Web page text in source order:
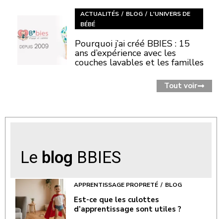
ACTUALITÉS BLOG
L'UNIVERS DE
BÉBÉ
Pourquoi j’ai créé BBIES : 15
ans d’expérience avec les
couches lavables et les familles
Tout voir
Le blog BBIES
APPRENTISSAGE PROPRETÉ BLOG
Est-ce que les culottes
d’apprentissage sont utiles ?